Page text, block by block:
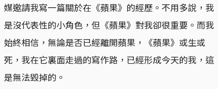
媒邀請我寫一篇關於在《蘋果》的經歷。不用多說，我
是沒代表性的小角色，但《蘋果》對我卻很重要。而我
始終相信，無論是否已經離開蘋果，《蘋果》或生或
死，我在它裏面走過的寫作路，已經形成今天的我，這
是無法毀掉的。